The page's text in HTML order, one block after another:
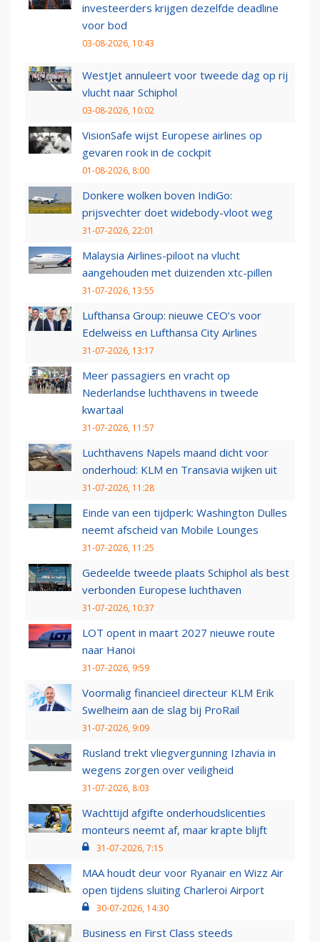
investeerders krijgen dezelfde deadline
voor bod
03-08-2026, 10:43
WestJet annuleert voor tweede dag op rij
vlucht naar Schiphol
03-08-2026, 10:02
VisionSafe wijst Europese airlines op
gevaren rook in de cockpit
01-08-2026, 8:00
Donkere wolken boven IndiGo:
prijsvechter doet widebody-vloot weg
31-07-2026, 22:01
Malaysia Airlines-piloot na vlucht
aangehouden met duizenden xtc-pillen
31-07-2026, 13:55
Lufthansa Group: nieuwe CEO’s voor
Edelweiss en Lufthansa City Airlines
31-07-2026, 13:17
Meer passagiers en vracht op
Nederlandse luchthavens in tweede
kwartaal
31-07-2026, 11:57
Luchthavens Napels maand dicht voor
onderhoud: KLM en Transavia wijken uit
31-07-2026, 11:28
Einde van een tijdperk: Washington Dulles
neemt afscheid van Mobile Lounges
31-07-2026, 11:25
Gedeelde tweede plaats Schiphol als best
verbonden Europese luchthaven
31-07-2026, 10:37
LOT opent in maart 2027 nieuwe route
naar Hanoi
31-07-2026, 9:59
Voormalig financieel directeur KLM Erik
Swelheim aan de slag bij ProRail
31-07-2026, 9:09
Rusland trekt vliegvergunning Izhavia in
wegens zorgen over veiligheid
31-07-2026, 8:03
Wachttijd afgifte onderhoudslicenties
monteurs neemt af, maar krapte blijft
31-07-2026, 7:15
MAA houdt deur voor Ryanair en Wizz Air
open tijdens sluiting Charleroi Airport
30-07-2026, 14:30
Business en First Class steeds